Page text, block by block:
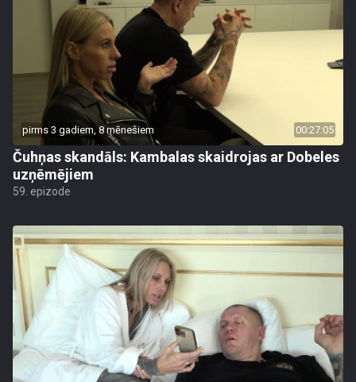
pirms 3 gadiem, 8 mēnešiem 00:27:05
Čuhņas skandāls: Kambalas skaidrojas ar Dobeles
uzņēmējiem
59. epizode